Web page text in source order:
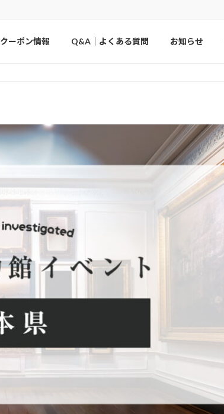
クーポン情報 Q&A｜よくある質問 お知らせ